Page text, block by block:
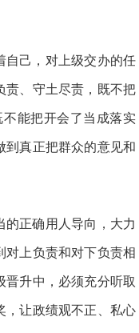
自己，对上级交办的任
责、守土尽责，既不把
能把开会了当成落实
到真正把群众的意见和
正确用人导向，大力
对上负责和对下负责相
升中，必须充分听取
，让政绩观不正、私心